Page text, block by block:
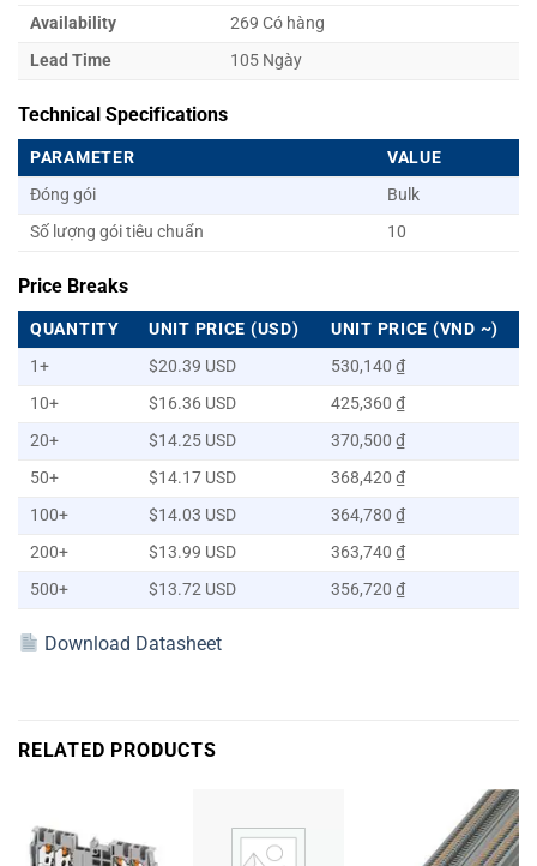
Availability
269 Có hàng
Lead Time
105 Ngày
Technical Specifications
PARAMETER
VALUE
Đóng gói
Bulk
Số lượng gói tiêu chuẩn
10
Price Breaks
QUANTITY UNIT PRICE (USD)
UNIT PRICE (VND ~)
1+
$20.39 USD
530,140 ₫
10+
$16.36 USD
425,360 ₫
20+
$14.25 USD
370,500 ₫
50+
$14.17 USD
368,420 ₫
100+
$14.03 USD
364,780 ₫
200+
$13.99 USD
363,740 ₫
500+
$13.72 USD 356,720 ₫
Download Datasheet
RELATED PRODUCTS